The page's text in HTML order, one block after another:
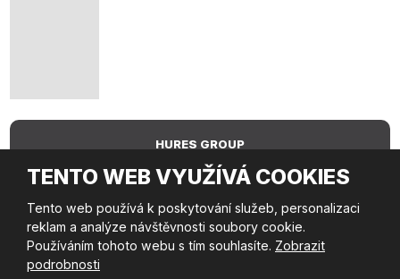
HURES GROUP
HURES AGENCY
© 2026 HUres Group s.r.o., vytvořila eBRÁNA s.r.o.
TENTO WEB VYUŽÍVÁ COOKIES
Tento web používá k poskytování služeb, personalizaci
reklam a analýze návštěvnosti soubory cookie.
Používáním tohoto webu s tím souhlasíte. Zobrazit
podrobnosti